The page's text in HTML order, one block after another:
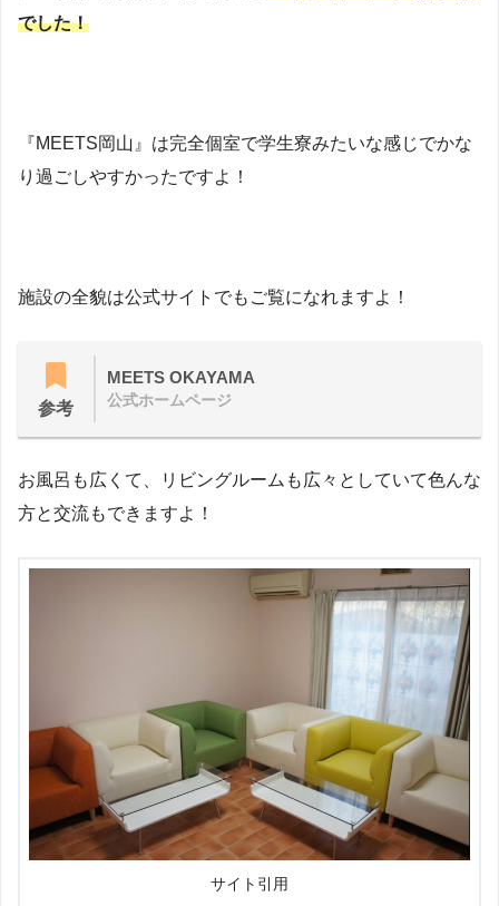
でした！
『MEETS岡山』は完全個室で学生寮みたいな感じでかな
り過ごしやすかったですよ！
施設の全貌は公式サイトでもご覧になれますよ！
参考
MEETS OKAYAMA
公式ホームページ
お風呂も広くて、リビングルームも広々としていて色んな
方と交流もできますよ！
サイト引用